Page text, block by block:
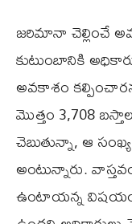
జరిమానా చెల్లించే
కుటుంబానికి
అవకాశం
మొత్తం 3,708
చెబుతున్నా, ఆ
అంటున్నారు.
ఉంటాయన్న